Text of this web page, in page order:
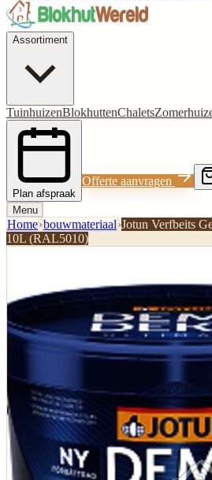
Assortiment
TuinhuizenBlokhuttenChalets
Plan afspraak
Offerte aanvragen
Menu
Home›bouwmateriaal›Jotun Verfbeits
10L (RAL5010)